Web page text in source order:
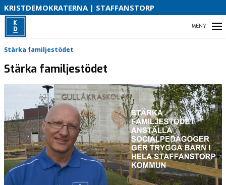
KRISTDEMOKRATERNA | STAFFANSTORP
HEM
VAD VI STÅR FÖR!
VÅR PARTIAVDELNING
VAD VILL VI I VÅR KOMMUN
Stärka familjestödet
Stärka familjestödet